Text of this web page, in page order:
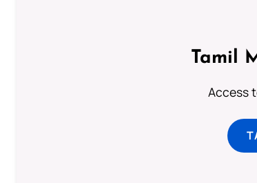
Tamil
Access